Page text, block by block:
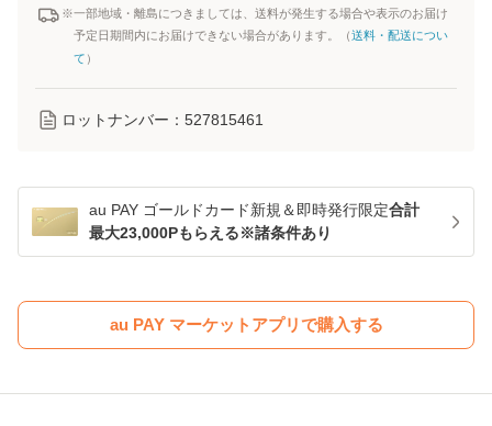
※一部地域・離島につきましては、送料が発生する場合や表示のお届け
予定日期間内にお届けできない場合があります。（送料・配送につい
て ）
ロットナンバー： 527815461
au PAY ゴールドカード新規＆即時発行限定合計
最大23,000Pもらえる※諸条件あり
au PAY マーケットアプリで購入する